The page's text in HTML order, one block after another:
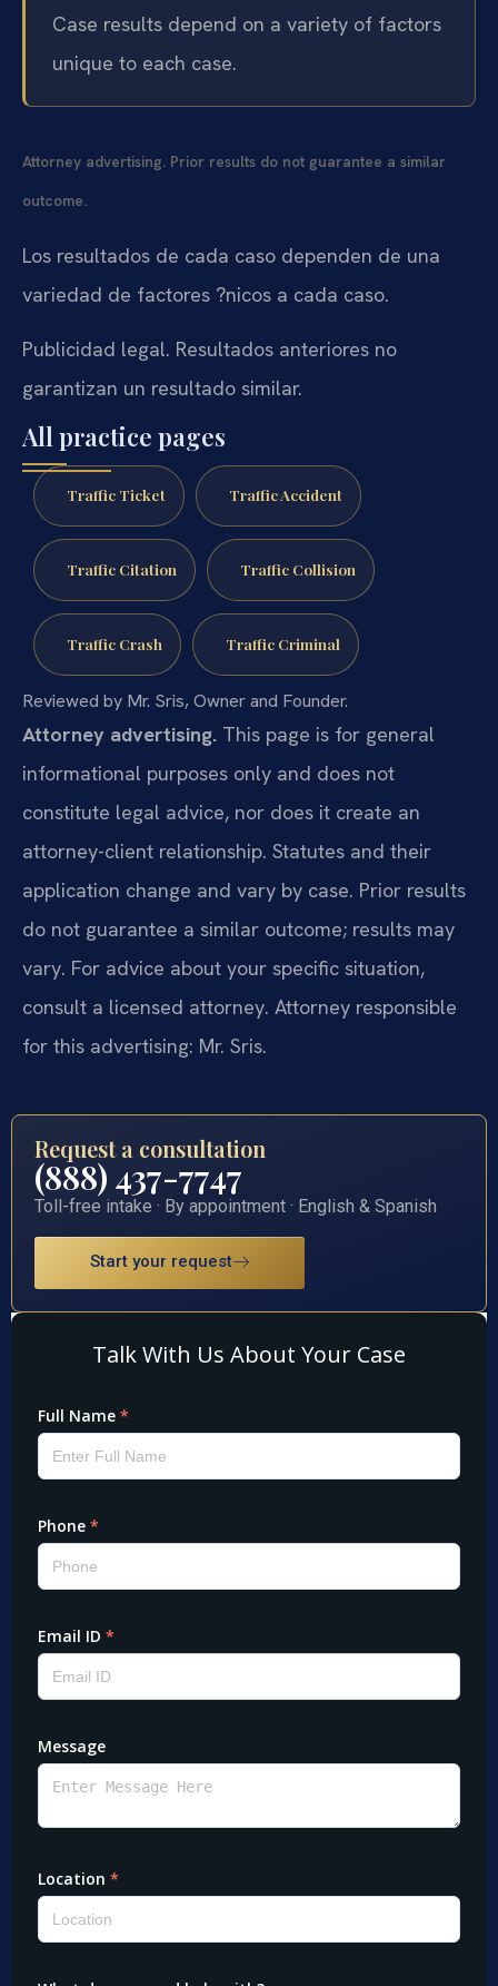
Case results depend on a variety of factors
unique to each case.
Attorney advertising. Prior results do not guarantee a similar
outcome.
Los resultados de cada caso dependen de una
variedad de factores ?nicos a cada caso.
Publicidad legal. Resultados anteriores no
garantizan un resultado similar.
All practice pages
Traffic Ticket Traffic Accident
Traffic Citation Traffic Collision
Traffic Crash Traffic Criminal
Reviewed by Mr. Sris, Owner and Founder.
Attorney advertising. This page is for general
informational purposes only and does not
constitute legal advice, nor does it create an
attorney-client relationship. Statutes and their
application change and vary by case. Prior results
do not guarantee a similar outcome; results may
vary. For advice about your specific situation,
consult a licensed attorney. Attorney responsible
for this advertising: Mr. Sris.
Request a consultation
(888) 437-7747
Toll-free intake · By appointment · English & Spanish
Start your request